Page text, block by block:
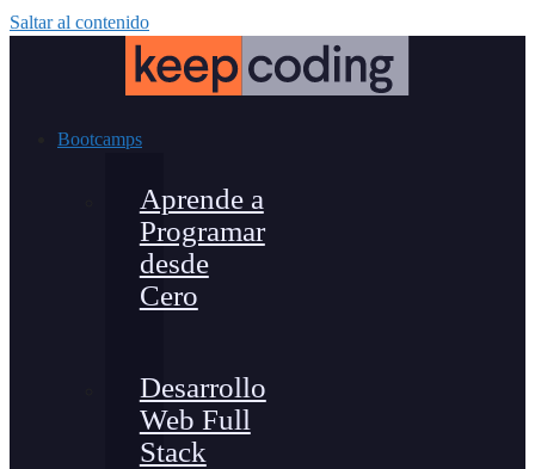
Saltar al contenido
Bootcamps
Aprende a
Programar
desde
Cero
Desarrollo
Web Full
Stack